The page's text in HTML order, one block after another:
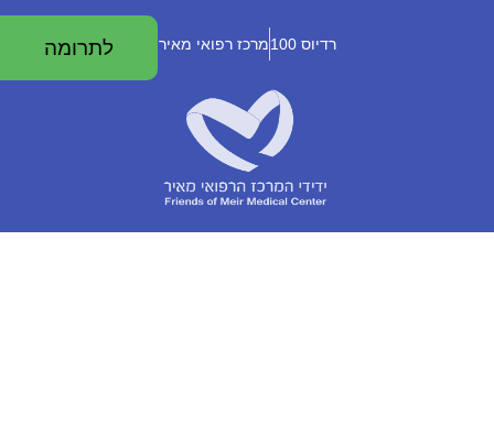
לתרומה רדיוס 100 מרכז רפואי מאיר